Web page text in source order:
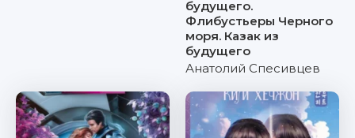
будущего.
Флибустьеры Черного
моря. Казак из
будущего
Анатолий Спесивцев